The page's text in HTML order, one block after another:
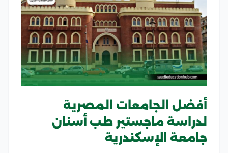
أفضل الجامعات المصرية
لدراسة ماجستير طب أسنان
جامعة الإسكندرية